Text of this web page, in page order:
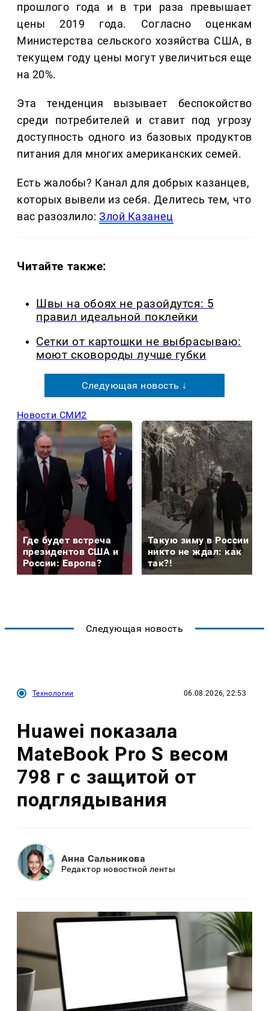
прошлого года и в три раза превышает
цены 2019 года. Согласно оценкам
Министерства сельского хозяйства США, в
текущем году цены могут увеличиться еще
на 20%.
Эта тенденция вызывает беспокойство
среди потребителей и ставит под угрозу
доступность одного из базовых продуктов
питания для многих американских семей.
Есть жалобы? Канал для добрых казанцев,
которых вывели из себя. Делитеcь тем, что
вас разозлило:Злой Казанец
Читайте также:
Швы на обоях не разойдутся: 5
правил идеальной поклейки
Сетки от картошки не выбрасываю:
моют сковороды лучше губки
Следующая новость ↓
Новости СМИ2
Где будет встреча
президентов США и
России: Европа?
Такую зиму в России
никто не ждал: как
так?!
Следующая новость
Технологии 06.08.2026, 22:53
Huawei показала
MateBook Pro S весом
798 г с защитой от
подглядывания
Анна Сальникова
Редактор новостной ленты